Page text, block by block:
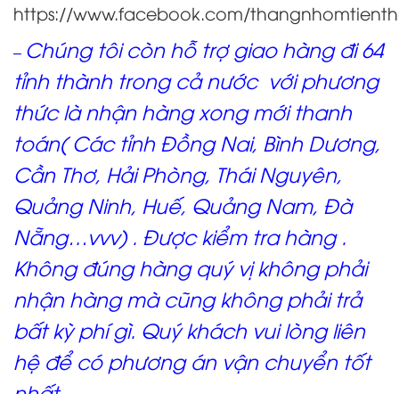
https://www.facebook.com/
– Chúng tôi còn hỗ trợ giao hàng đi 64
tỉnh thành trong cả nước với phương
thức là nhận hàng xong mới thanh
toán( Các tỉnh Đồng Nai, Bình Dương,
Cần Thơ, Hải Phòng, Thái Nguyên,
Quảng Ninh, Huế, Quảng Nam, Đà
Nẵng…vvv) . Được kiểm tra hàng .
Không đúng hàng quý vị không phải
nhận hàng mà cũng không phải trả
bất kỳ phí gì. Quý khách vui lòng liên
hệ để có phương án vận chuyển tốt